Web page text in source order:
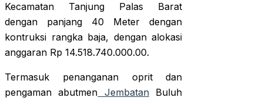
Kecamatan Tanjung Palas Barat
dengan panjang 40 Meter dengan
kontruksi rangka baja, dengan alokasi
anggaran Rp 14.518.740.000.00.
Termasuk penanganan oprit dan
pengaman abutmen JembatanBuluh